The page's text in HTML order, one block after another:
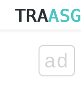
ad